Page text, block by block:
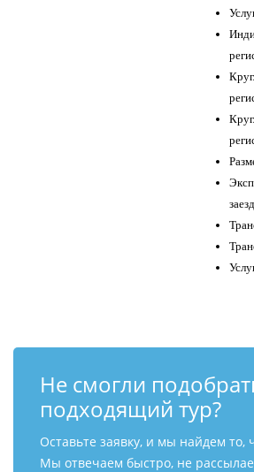
Не смогли
подходящий тур?
Оставьте заявку, и мы найдем то,
Мы отвечаем быстро, не